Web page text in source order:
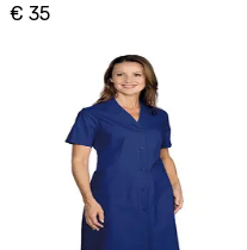
€ 35